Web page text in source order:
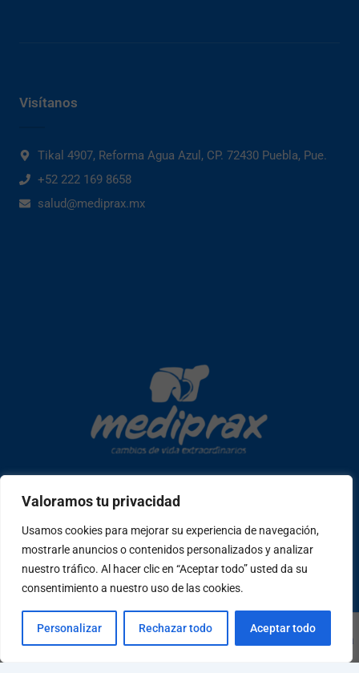
Valoramos tu privacidad
Usamos cookies para mejorar su experiencia de navegación,
mostrarle anuncios o contenidos personalizados y analizar
nuestro tráfico. Al hacer clic en “Aceptar todo” usted da su
consentimiento a nuestro uso de las cookies.
Personalizar Rechazar todo Aceptar todo
Visítanos
Tikal 4907, Reforma Agua Azul, CP. 72430 Puebla, Pue.
+52 222 169 8658
salud@mediprax.mx
W
a
s
F
c
e
b
I
s
a
T
k
t
o
P
o
p
l
Copyright © 2026 mediprax | Web confeccionada en
Sastrería